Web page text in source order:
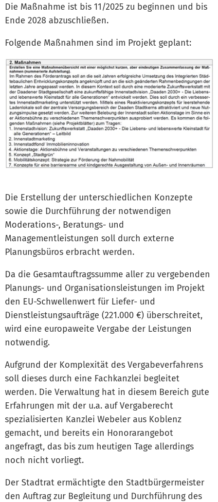
Die Maßnahme ist bis 11/2025 zu beginnen und bis
Ende 2028 abzuschließen.
Folgende Maßnahmen sind im Projekt geplant:
Die Erstellung der unterschiedlichen Konzepte
sowie die Durchführung der notwendigen
Moderations-, Beratungs- und
Managementleistungen soll durch externe
Planungsbüros erbracht werden.
Da die Gesamtauftragssumme aller zu vergebenden
Planungs- und Organisationsleistungen im Projekt
den EU-Schwellenwert für Liefer- und
Dienstleistungsaufträge (221.000 €) überschreitet,
wird eine europaweite Vergabe der Leistungen
notwendig.
Aufgrund der Komplexität des Vergabeverfahrens
soll dieses durch eine Fachkanzlei begleitet
werden. Die Verwaltung hat in diesem Bereich gute
Erfahrungen mit der u.a. auf Vergaberecht
spezialisierten Kanzlei Webeler aus Koblenz
gemacht, und bereits ein Honorarangebot
angefragt, das bis zum heutigen Tage allerdings
noch nicht vorliegt.
Der Stadtrat ermächtigte den Stadtbürgermeister
den Auftrag zur Begleitung und Durchführung des